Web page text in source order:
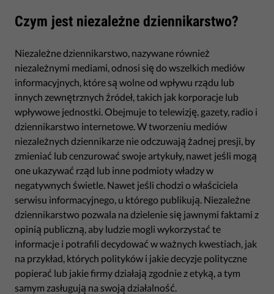
Czym jest niezależne dziennikarstwo?
Niezależne dziennikarstwo, nazywane również
niezależnymi mediami, odnosi się do wszelkich mediów
informacyjnych, które są wolne od wpływu rządu lub
innych zewnętrznych źródeł, takich jak korporacje lub
wpływowe jednostki. Obejmuje to telewizję, gazety, radio i
dziennikarstwo internetowe. W tworzeniu mediów
niezależnych dziennikarze nie odczuwają żadnej presji, by
zmieniać lub cenzurować swoje artykuły, nawet jeśli mogą
one ukazywać rząd lub inne podmioty władzy w
negatywnych świetle. Nawet jeśli chodzi o właściciela
serwisu informacyjnego, u którego publikują. Niezależne
dziennikarstwo pozwala na dzielenie się jawnymi faktami z
opinią publiczną, aby ludzie mogli wykorzystać te
informacje i potrafili decydować w ważnych kwestiach, jak
na przykład, których polityków i jakie decyzje polityczne
popierać lub jakie firmy działają zgodnie z etyką, a tym
samym zasługują na swoją działalność.